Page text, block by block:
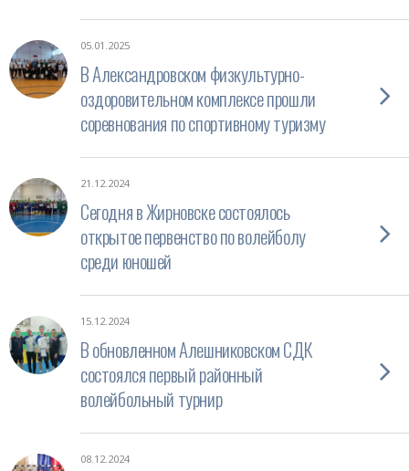
05.01.2025
В Александровском физкультурно-
оздоровительном комплексе прошли
соревнования по спортивному туризму
21.12.2024
Сегодня в Жирновске состоялось
открытое первенство по волейболу
среди юношей
15.12.2024
В обновленном Алешниковском СДК
состоялся первый районный
волейбольный турнир
08.12.2024